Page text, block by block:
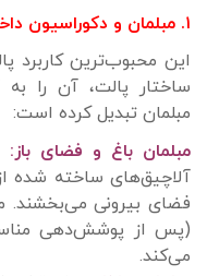
۱. مبلمان و دکوراسیون داخلی:
این محبوب‌ترین کاربرد
ساختار پالت، آن را
مبلمان تبدیل کرده است:
مبلمان باغ و فضای باز:
آلاچیق‌های ساخته شده
فضای بیرونی می‌بخشند.
(پس از پوشش‌دهی
می‌کند.